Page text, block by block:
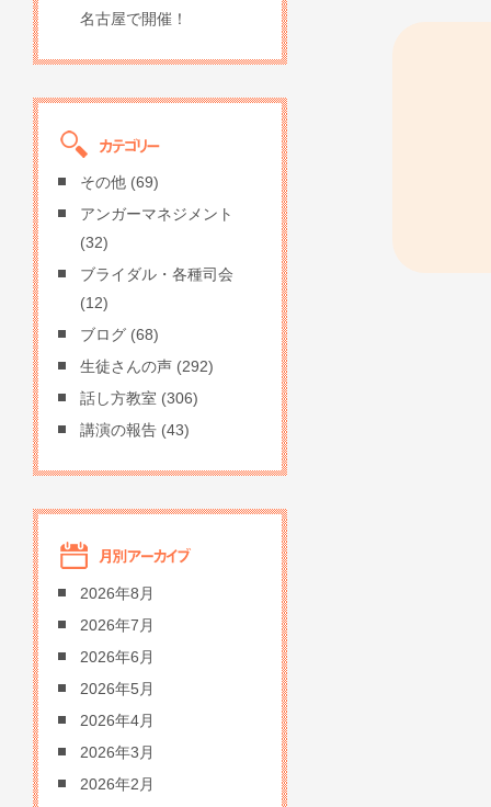
名古屋で開催！
その他 (69)
アンガーマネジメント
(32)
ブライダル・各種司会
(12)
ブログ (68)
生徒さんの声 (292)
話し方教室 (306)
講演の報告 (43)
2026年8月
2026年7月
2026年6月
2026年5月
2026年4月
2026年3月
2026年2月